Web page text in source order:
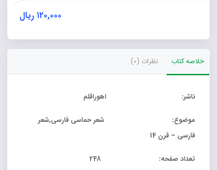
۱۲۰,۰۰۰ ریال
خلاصه کتاب نظرات (0)
ناشر: اهوراقلم
موضوع: شعر حماسی فارسی,شعر
فارسی – قرن 14
تعداد صفحه: 248